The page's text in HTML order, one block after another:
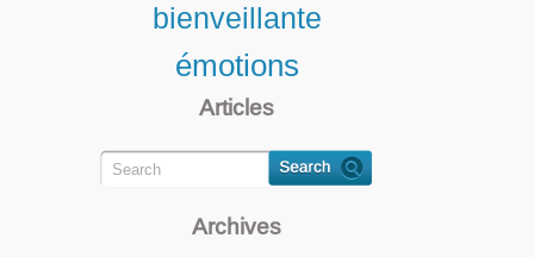
bienveillante
émotions
Articles
Archives